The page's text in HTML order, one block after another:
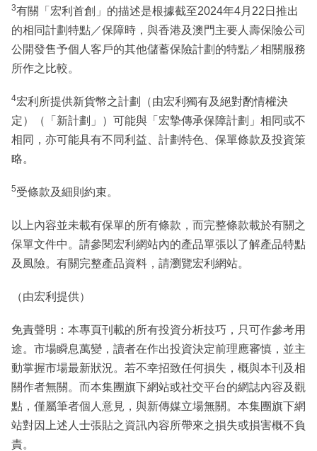
3有關「宏利首創」的描述是根據截至2024年4月22日推出
的相同計劃特點／保障時，與香港及澳門主要人壽保險公司
公開發售予個人客戶的其他儲蓄保險計劃的特點／相關服務
所作之比較。
4宏利所提供新貨幣之計劃（由宏利獨有及絕對酌情權決
定）（「新計劃」）可能與「宏摯傳承保障計劃」相同或不
相同，亦可能具有不同利益、計劃特色、保單條款及投資策
略。
5受條款及細則約束。
以上內容並未載有保單的所有條款，而完整條款載於有關之
保單文件中。請參閱宏利網站內的產品單張以了解產品特點
及⾵險。有關完整產品資料，請瀏覽宏利網站。
（由宏利提供）
免責聲明：本專頁刊載的所有投資分析技巧，只可作參考用
途。市場瞬息萬變，讀者在作出投資決定前理應審慎，並主
動掌握市場最新狀況。若不幸招致任何損失，概與本刊及相
關作者無關。而本集團旗下網站或社交平台的網誌內容及觀
點，僅屬筆者個人意見，與新傳媒立場無關。本集團旗下網
站對因上述人士張貼之資訊內容所帶來之損失或損害概不負
責。